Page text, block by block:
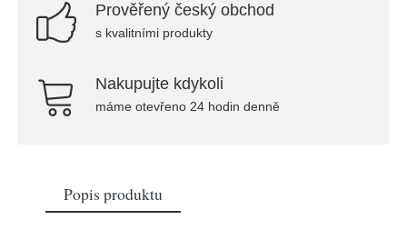
Prověřený český obchod
s kvalitními produkty
Nakupujte kdykoli
máme otevřeno 24 hodin denně
Popis produktu